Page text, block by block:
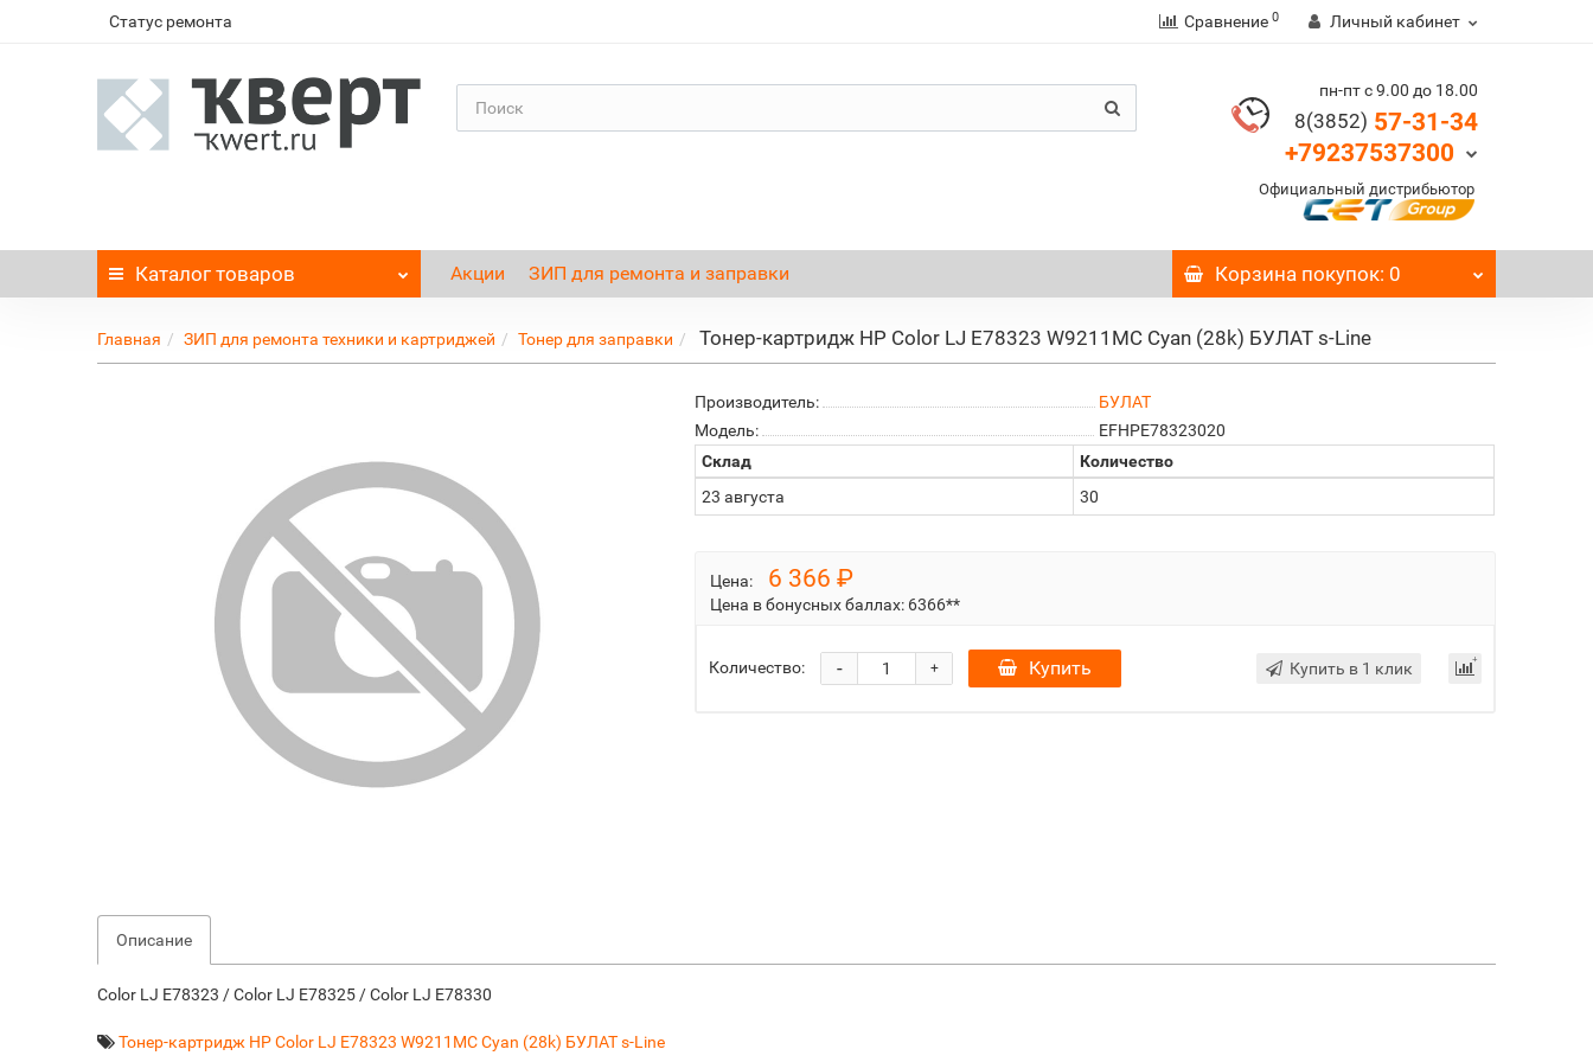
Статус ремонта Сравнение 0 Личный кабинет
пн-пт с 9.00 до 18.00
8(3852) 57-31-34
+79237537300
Официальный дистрибьютор
Каталог товаров Акции ЗИП для ремонта и заправки Корзина покупок: 0
Главная ЗИП для ремонта техники и картриджей Тонер для заправки Тонер-картридж HP Color LJ E78323 W9211MC Cyan (28k) БУЛАТ s-Line
Производитель:
БУЛАТ
Модель:
EFHPE78323020
Склад
Количество
23 августа
30
Цена: 6 366 ₽
Цена в бонусных баллах: 6366**
Количество: +
- Купить Купить в 1 клик
Описание
Color LJ E78323 / Color LJ E78325 / Color LJ E78330
Тонер-картридж HP Color LJ E78323 W9211MC Cyan (28k) БУЛАТ s-Line